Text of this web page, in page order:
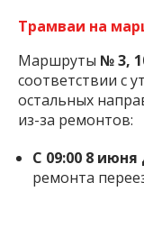
Трамваи на
Маршруты № 3,
соответствии с
остальных
из-за ремонтов:
С 09:00 8
ремонта